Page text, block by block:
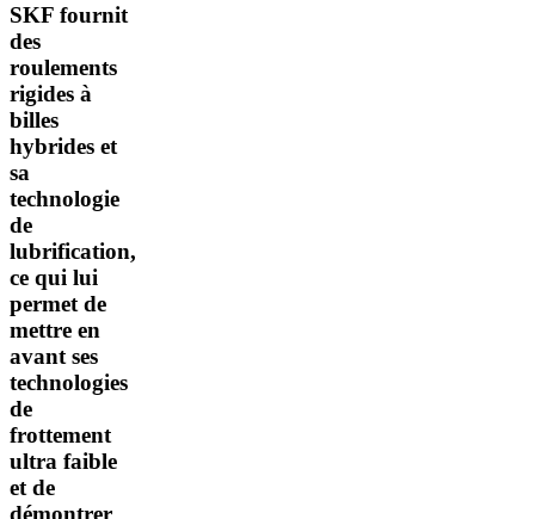
SKF fournit
des
roulements
rigides à
billes
hybrides et
sa
technologie
de
lubrification,
ce qui lui
permet de
mettre en
avant ses
technologies
de
frottement
ultra faible
et de
démontrer